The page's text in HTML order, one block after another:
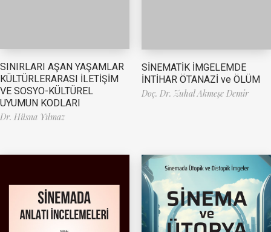
SINIRLARI AŞAN YAŞAMLAR
KÜLTÜRLERARASI İLETİŞİM
VE SOSYO-KÜLTÜREL
UYUMUN KODLARI
Dr. Hüsna Yılmaz
SİNEMATİK İMGELEMDE
İNTİHAR ÖTANAZİ ve ÖLÜM
Doç. Dr. Zuhal Akmeşe Demir